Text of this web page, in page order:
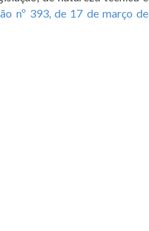
nº 393, de 17 de março de